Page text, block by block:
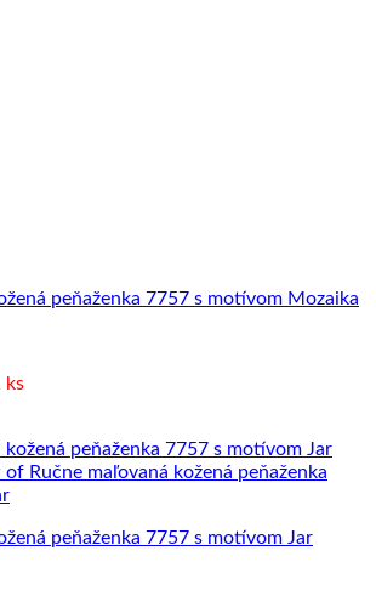
peňaženka 7757 s motívom Mozaika
ks
peňaženka 7757 s motívom Jar